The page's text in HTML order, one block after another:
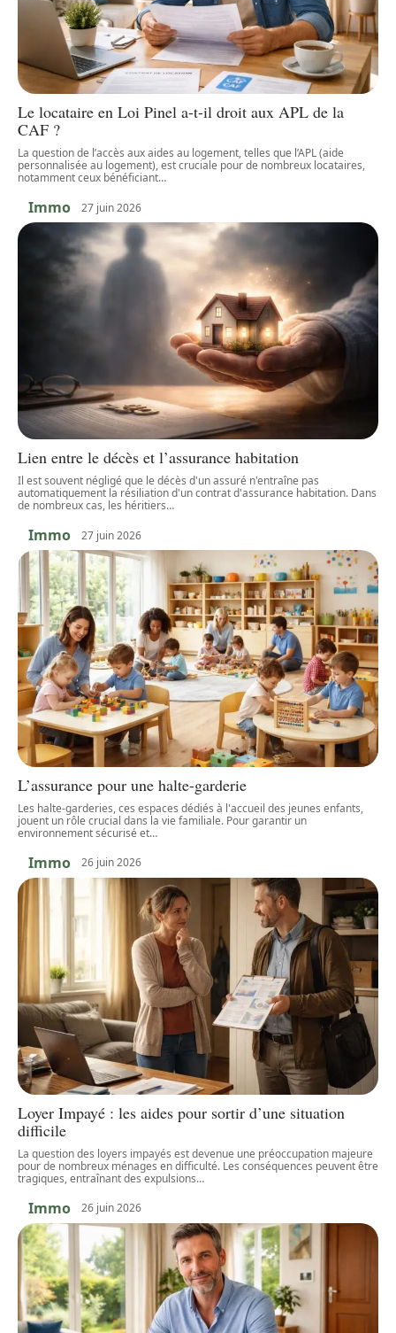
Le locataire en Loi Pinel a-t-il droit aux APL de la
CAF ?
La question de l’accès aux aides au logement, telles que l’APL (aide
personnalisée au logement), est cruciale pour de nombreux locataires,
notamment ceux bénéficiant…
Immo 27 juin 2026
Lien entre le décès et l’assurance habitation
Il est souvent négligé que le décès d'un assuré n'entraîne pas
automatiquement la résiliation d'un contrat d'assurance habitation. Dans
de nombreux cas, les héritiers…
Immo 27 juin 2026
L’assurance pour une halte-garderie
Les halte-garderies, ces espaces dédiés à l'accueil des jeunes enfants,
jouent un rôle crucial dans la vie familiale. Pour garantir un
environnement sécurisé et…
Immo 26 juin 2026
Loyer Impayé : les aides pour sortir d’une situation
difficile
La question des loyers impayés est devenue une préoccupation majeure
pour de nombreux ménages en difficulté. Les conséquences peuvent être
tragiques, entraînant des expulsions…
Immo 26 juin 2026